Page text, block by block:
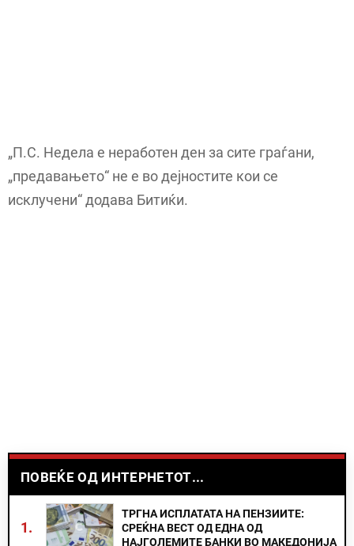
„П.С. Недела е неработен ден за сите граѓани,
„предавањето“ не е во дејностите кои се
исклучени“ додава Битиќи.
ПОВЕЌЕ ОД ИНТЕРНЕТОТ...
1.
ТРГНА ИСПЛАТАТА НА ПЕНЗИИТЕ:
СРЕЌНА ВЕСТ ОД ЕДНА ОД
НАЈГОЛЕМИТЕ БАНКИ ВО МАКЕДОНИЈА